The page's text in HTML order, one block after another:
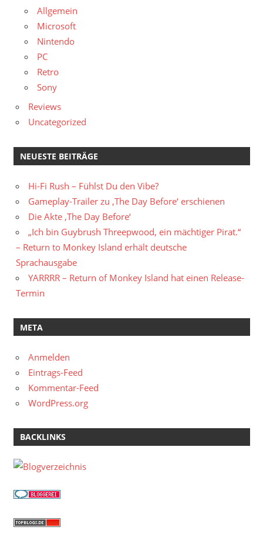
Allgemein
Microsoft
Nintendo
PC
Retro
Sony
Reviews
Uncategorized
NEUESTE BEITRÄGE
Hi-Fi Rush – Fühlst Du den Vibe?
Gameplay-Trailer zu ‚The Day Before‘ erschienen
Die Akte ‚The Day Before‘
„Ich bin Guybrush Threepwood, ein mächtiger Pirat.“
– Return to Monkey Island erhält deutsche
Sprachausgabe
YARRRR – Return of Monkey Island hat einen Release-
Termin
META
Anmelden
Eintrags-Feed
Kommentar-Feed
WordPress.org
BACKLINKS